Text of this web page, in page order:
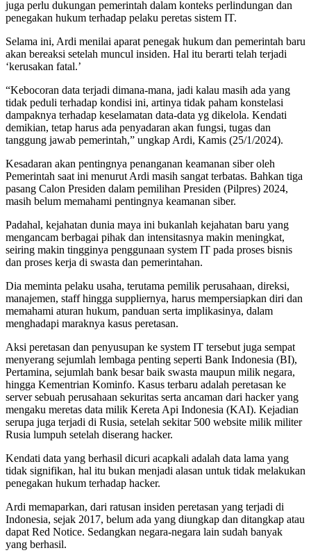
juga perlu dukungan pemerintah dalam konteks perlindungan dan
penegakan hukum terhadap pelaku peretas sistem IT.
Selama ini, Ardi menilai aparat penegak hukum dan pemerintah baru
akan bereaksi setelah muncul insiden. Hal itu berarti telah terjadi
‘kerusakan fatal.’
“Kebocoran data terjadi dimana-mana, jadi kalau masih ada yang
tidak peduli terhadap kondisi ini, artinya tidak paham konstelasi
dampaknya terhadap keselamatan data-data yg dikelola. Kendati
demikian, tetap harus ada penyadaran akan fungsi, tugas dan
tanggung jawab pemerintah,” ungkap Ardi, Kamis (25/1/2024).
Kesadaran akan pentingnya penanganan keamanan siber oleh
Pemerintah saat ini menurut Ardi masih sangat terbatas. Bahkan tiga
pasang Calon Presiden dalam pemilihan Presiden (Pilpres) 2024,
masih belum memahami pentingnya keamanan siber.
Padahal, kejahatan dunia maya ini bukanlah kejahatan baru yang
mengancam berbagai pihak dan intensitasnya makin meningkat,
seiring makin tingginya penggunaan system IT pada proses bisnis
dan proses kerja di swasta dan pemerintahan.
Dia meminta pelaku usaha, terutama pemilik perusahaan, direksi,
manajemen, staff hingga suppliernya, harus mempersiapkan diri dan
memahami aturan hukum, panduan serta implikasinya, dalam
menghadapi maraknya kasus peretasan.
Aksi peretasan dan penyusupan ke system IT tersebut juga sempat
menyerang sejumlah lembaga penting seperti Bank Indonesia (BI),
Pertamina, sejumlah bank besar baik swasta maupun milik negara,
hingga Kementrian Kominfo. Kasus terbaru adalah peretasan ke
server sebuah perusahaan sekuritas serta ancaman dari hacker yang
mengaku meretas data milik Kereta Api Indonesia (KAI). Kejadian
serupa juga terjadi di Rusia, setelah sekitar 500 website milik militer
Rusia lumpuh setelah diserang hacker.
Kendati data yang berhasil dicuri acapkali adalah data lama yang
tidak signifikan, hal itu bukan menjadi alasan untuk tidak melakukan
penegakan hukum terhadap hacker.
Ardi memaparkan, dari ratusan insiden peretasan yang terjadi di
Indonesia, sejak 2017, belum ada yang diungkap dan ditangkap atau
dapat Red Notice. Sedangkan negara-negara lain sudah banyak
yang berhasil.